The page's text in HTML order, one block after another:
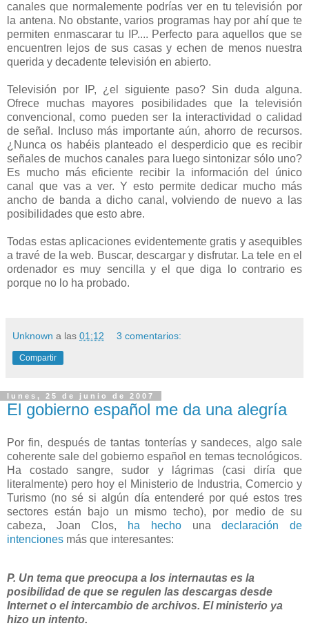
canales que normalemente podrías ver en tu televisión por
la antena. No obstante, varios programas hay por ahí que te
permiten enmascarar tu IP.... Perfecto para aquellos que se
encuentren lejos de sus casas y echen de menos nuestra
querida y decadente televisión en abierto.
Televisión por IP, ¿el siguiente paso? Sin duda alguna.
Ofrece muchas mayores posibilidades que la televisión
convencional, como pueden ser la interactividad o calidad
de señal. Incluso más importante aún, ahorro de recursos.
¿Nunca os habéis planteado el desperdicio que es recibir
señales de muchos canales para luego sintonizar sólo uno?
Es mucho más eficiente recibir la información del único
canal que vas a ver. Y esto permite dedicar mucho más
ancho de banda a dicho canal, volviendo de nuevo a las
posibilidades que esto abre.
Todas estas aplicaciones evidentemente gratis y asequibles
a travé de la web. Buscar, descargar y disfrutar. La tele en el
ordenador es muy sencilla y el que diga lo contrario es
porque no lo ha probado.
Unknown a las 01:12 3 comentarios:
Compartir
lunes, 25 de junio de 2007
El gobierno español me da una alegría
Por fin, después de tantas tonterías y sandeces, algo sale
coherente sale del gobierno español en temas tecnológicos.
Ha costado sangre, sudor y lágrimas (casi diría que
literalmente) pero hoy el Ministerio de Industria, Comercio y
Turismo (no sé si algún día entenderé por qué estos tres
sectores están bajo un mismo techo), por medio de su
cabeza, Joan Clos,
ha hechounadeclaración de
intenciones más que interesantes:
P. Un tema que preocupa a los internautas es la
posibilidad de que se regulen las descargas desde
Internet o el intercambio de archivos. El ministerio ya
hizo un intento.